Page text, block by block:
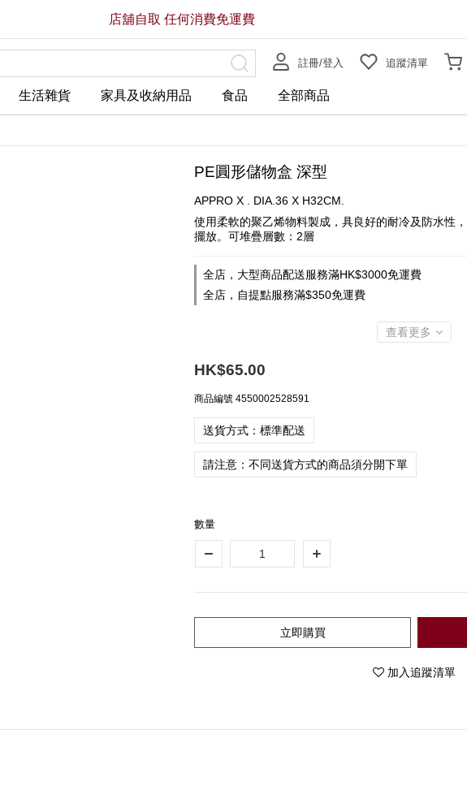
註冊/登入 追蹤清單
生活雜貨 家具及收納用品 食品 全部商品
店舖自取 任何消費免運費
PE圓形儲物盒 深型
APPRO X . DIA.36 X H32CM.
使用柔軟的聚乙烯物料製成，具良好的耐冷及防水性
擺放。可堆疊層數：2層
全店，大型商品配送服務滿HK$3000免運費
全店，自提點服務滿$350免運費
查看更多
HK$65.00
商品編號 4550002528591
送貨方式：標準配送
請注意：不同送貨方式的商品須分開下單
數量
立即購買
加入追蹤清單